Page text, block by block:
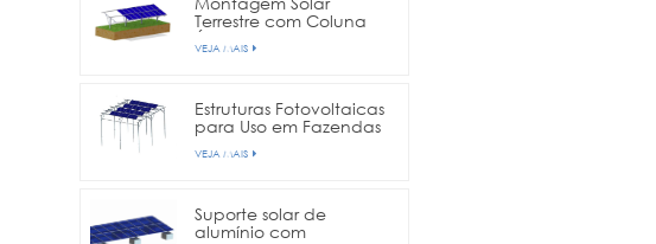
Terrestre com Coluna
Única
VEJA MAIS
Estruturas Fotovoltaicas
para Uso em Fazendas
Agrícolas
VEJA MAIS
Suporte solar de
alumínio com